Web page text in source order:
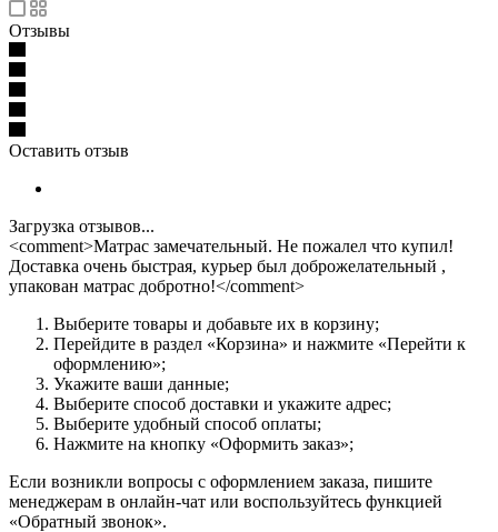
Отзывы
Оставить отзыв
Загрузка отзывов...
<comment>Матрас замечательный. Не пожалел что купил!
Доставка очень быстрая, курьер был доброжелательный ,
упакован матрас добротно!</comment>
Выберите товары и добавьте их в корзину;
Перейдите в раздел «Корзина» и нажмите «Перейти к
оформлению»;
Укажите ваши данные;
Выберите способ доставки и укажите адрес;
Выберите удобный способ оплаты;
Нажмите на кнопку «Оформить заказ»;
Если возникли вопросы с оформлением заказа, пишите
менеджерам в онлайн-чат или воспользуйтесь функцией
«Обратный звонок».